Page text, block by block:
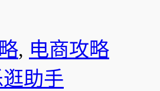
, 电商攻略
助手